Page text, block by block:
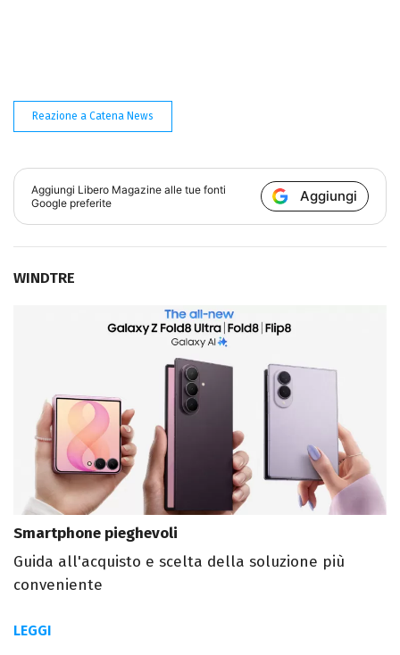
Reazione a Catena News
Aggiungi Libero Magazine alle tue fonti
Google preferite
Aggiungi
WINDTRE
Smartphone pieghevoli
Guida all'acquisto e scelta della soluzione più
conveniente
LEGGI